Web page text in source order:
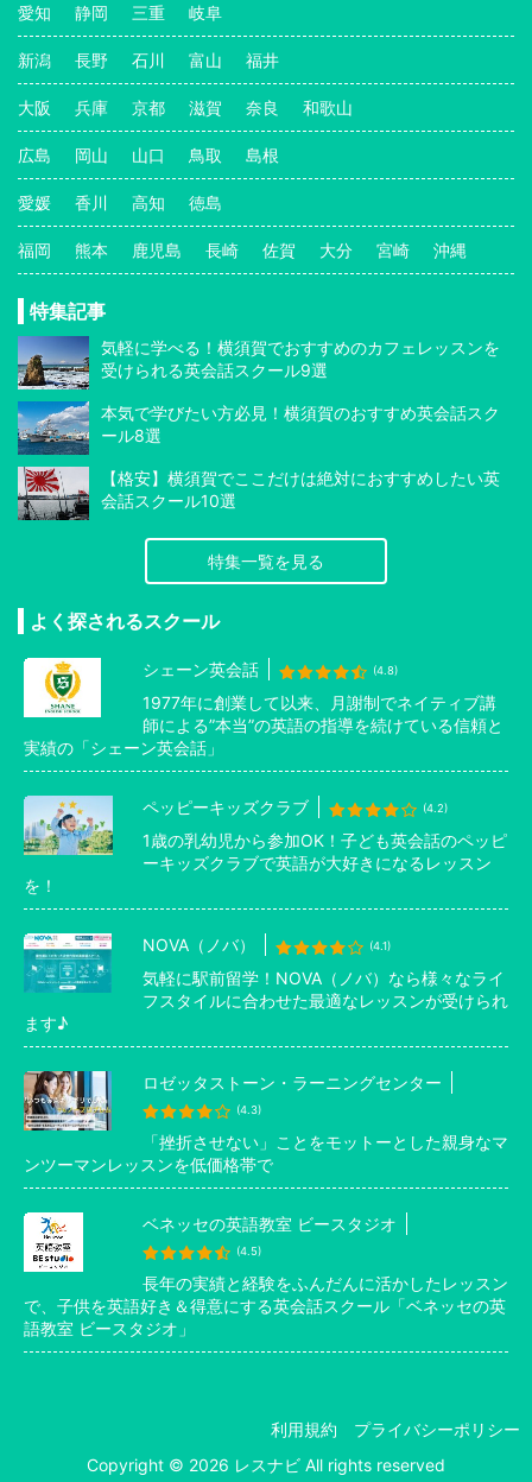
愛知 静岡 三重 岐阜
新潟 長野 石川 富山 福井
大阪 兵庫 京都 滋賀 奈良 和歌山
広島 岡山 山口 鳥取 島根
愛媛 香川 高知 徳島
福岡 熊本 鹿児島 長崎 佐賀 大分 宮崎 沖縄
特集記事
気軽に学べる！横須賀でおすすめのカフェレッスンを
受けられる英会話スクール9選
本気で学びたい方必見！横須賀のおすすめ英会話スク
ール8選
【格安】横須賀でここだけは絶対におすすめしたい英
会話スクール10選
特集一覧を見る
よく探されるスクール
シェーン英会話 (4.8)
1977年に創業して以来、月謝制でネイティブ講
師による”本当”の英語の指導を続けている信頼と
実績の「シェーン英会話」
ペッピーキッズクラブ (4.2)
1歳の乳幼児から参加OK！子ども英会話のペッピ
ーキッズクラブで英語が大好きになるレッスン
を！
NOVA（ノバ） (4.1)
気軽に駅前留学！NOVA（ノバ）なら様々なライ
フスタイルに合わせた最適なレッスンが受けられ
ます♪
ロゼッタストーン・ラーニングセンター
(4.3)
「挫折させない」ことをモットーとした親身なマ
ンツーマンレッスンを低価格帯で
ベネッセの英語教室 ビースタジオ
(4.5)
長年の実績と経験をふんだんに活かしたレッスン
で、子供を英語好き＆得意にする英会話スクール「ベネッセの英
語教室 ビースタジオ」
利用規約
プライバシーポリシー
Copyright © 2026 レスナビ All rights reserved